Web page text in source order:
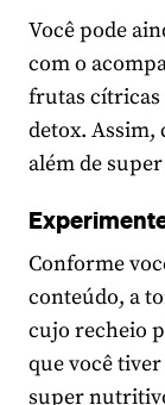
Você pode
com o
frutas cítricas
detox. Assim,
além de
Conforme
conteúdo, a
cujo recheio
que você
super